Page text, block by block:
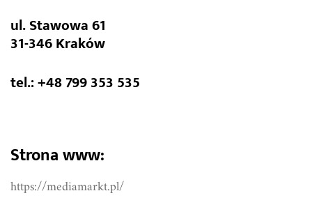
ul. Stawowa 61
31-346 Kraków
tel.: +48 799 353 535
Strona www:
https://mediamarkt.pl/